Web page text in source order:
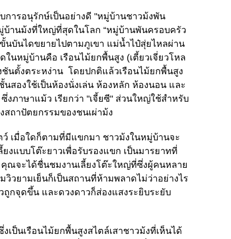
ารอนุรักษ์เป็นอย่างดี "หมู่บ้านชาวม้งพัน
บ้านม้งที่ใหญ่ที่สุดในโลก “หมู่บ้านพันครอบครัว
นบันไดขยายไปตามภูเขา แม่น้ำไป๋สุ่ยไหลผ่าน
นหมู่บ้านคือ เรือนไม้ยกพื้นสูง (เตี้ยวเจี่ยวโหล
นตั้งตระหง่าน โดยปกติแล้วเรือนไม้ยกพื้นสูง
นสองใช้เป็นห้องนั่งเล่น ห้องหลัก ห้องนอน และ
ภาษาแม้ว เรียกว่า "เจี้ยซี" ส่วนใหญ่ใช้สำหรับ
ถาปัตยกรรมของชนเผ่าม้ง
มื่อใดก็ตามที่มีแขกมา ชาวม้งในหมู่บ้านจะ
งแบบโต๊ะยาวเพื่อรับรองแขก เป็นมารยาทที่
ณจะได้ชื่นชมงานเลี้ยงโต๊ะใหญ่ที่ซึ่งผู้คนหลาย
วยามเย็นก็เป็นสถานที่ห้ามพลาดไม่ว่าอย่างไร
กจุดขึ้น และดวงดาวก็ส่องแสงระยิบระยับ
นเรือนไม้ยกพื้นสูงสไตล์เสาชาวม้งที่เห็นได้